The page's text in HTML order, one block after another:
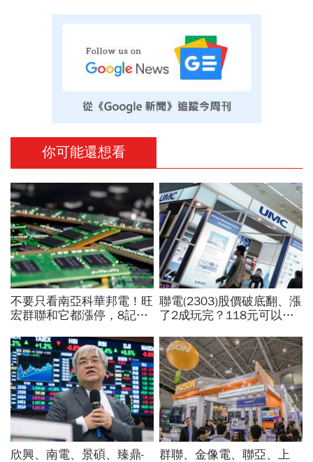
你可能還想看
不要只看南亞科華邦電！旺
宏群聯和它都漲停，8記憶
說時間就在今天，牛肉大塊
嗎
聯電(2303)股價破底翻、漲
了2成玩完？118元可以
賣超5.7萬張，可能原因曝
光
欣興、南電、景碩、臻鼎-
群聯、金像電、聯亞、上